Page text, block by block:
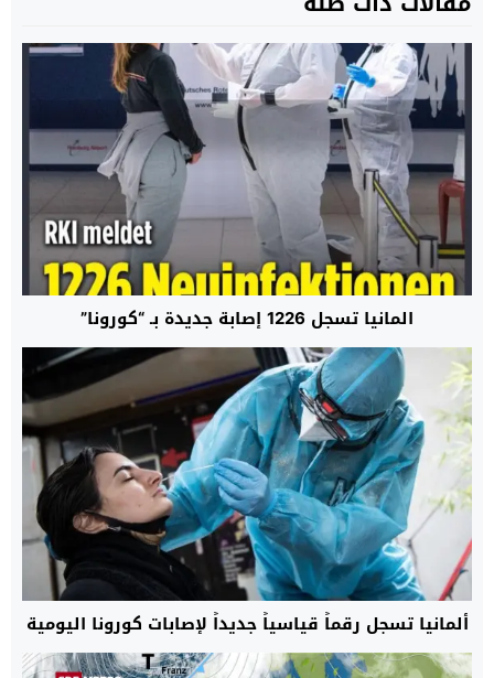
المانيا تسجل 1226 إصابة جديدة بـ “كورونا”
ألمانيا تسجل رقماً قياسياً جديداً لإصابات كورونا اليومية